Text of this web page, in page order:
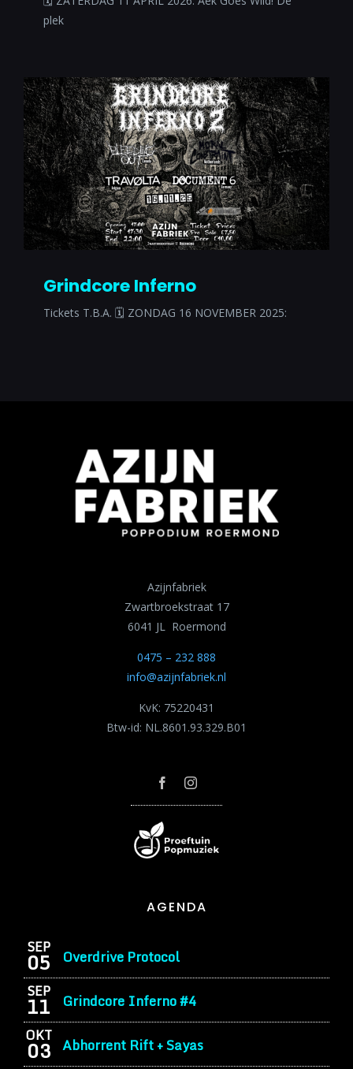
plek
Grindcore Inferno
Tickets T.B.A. 🗓 ZONDAG 16 NOVEMBER 2025:
AGENDA
SEP
05 Overdrive Protocol
SEP
11 Grindcore Inferno #4
OKT
03 Abhorrent Rift + Sayas
Azijnfabriek
Zwartbroekstraat 17
6041 JL Roermond
0475 – 232 888
info@azijnfabriek.nl
KvK: 75220431
Btw-id: NL.8601.93.329.B01